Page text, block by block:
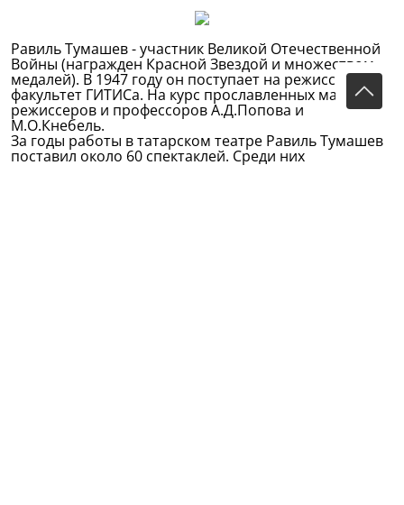
Равиль Тумашев - участник Великой Отечественной
Войны (награжден Красной Звездой и множеством
медалей). В 1947 году он поступает на режиссерский
факультет ГИТИСа. На курс прославленных мастеров-
режиссеров и профессоров А.Д.Попова и
М.О.Кнебель.
За годы работы в татарском театре Равиль Тумашев
поставил около 60 спектаклей. Среди них
произведения классиков мировой, русской,